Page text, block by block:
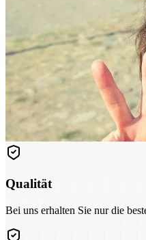
Qualität
Bei uns erhalten Sie nur die